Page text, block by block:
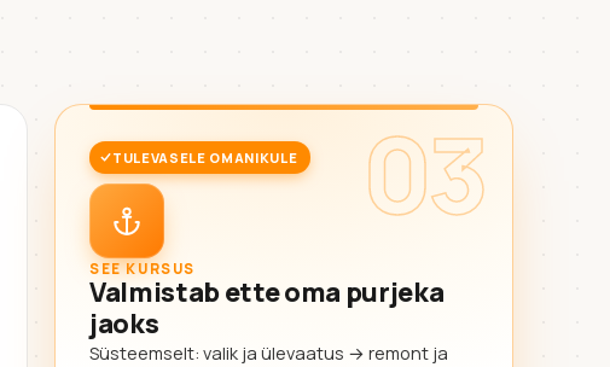
03
TULEVASELE OMANIKULE
SEE KURSUS
Valmistab ette oma purjeka
jaoks
Süsteemselt: valik ja ülevaatus → remont ja